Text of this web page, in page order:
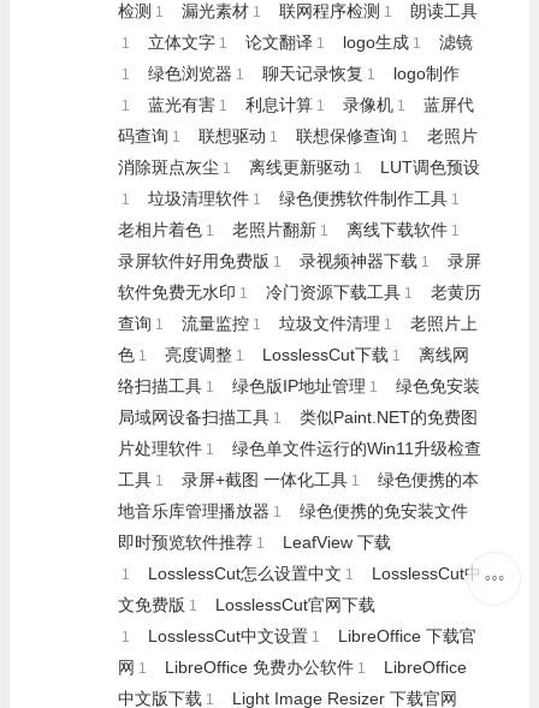
检测 1 漏光素材 1 联网程序检测 1 朗读工具
1 立体文字 1 论文翻译 1 logo生成 1 滤镜
1 绿色浏览器 1 聊天记录恢复 1 logo制作
1 蓝光有害 1 利息计算 1 录像机 1
蓝屏代
码查询 1 联想驱动 1 联想保修查询 1
老照片
消除斑点灰尘 1 离线更新驱动 1 LUT调色预设
1 垃圾清理软件 1 绿色便携软件制作工具 1
老相片着色 1 老照片翻新 1 离线下载软件 1
录屏软件好用免费版 1 录视频神器下载 1
录屏
软件免费无水印 1 冷门资源下载工具 1
老黄历
查询 1 流量监控 1 垃圾文件清理 1
老照片上
色 1 亮度调整 1 LosslessCut下载 1
离线网
络扫描工具 1 绿色版IP地址管理 1
绿色免安装
局域网设备扫描工具 1
类似Paint.NET的免费图
片处理软件 1
绿色单文件运行的Win11升级检查
工具 1 录屏+截图 一体化工具 1
绿色便携的本
地音乐库管理播放器 1
绿色便携的免安装文件
即时预览软件推荐 1 LeafView 下载
1 LosslessCut怎么设置中文 1
LosslessCut中
文免费版 1 LosslessCut官网下载
1 LosslessCut中文设置 1
LibreOffice 下载官
网 1 LibreOffice 免费办公软件 1
LibreOffice
中文版下载 1 Light Image Resizer 下载官网